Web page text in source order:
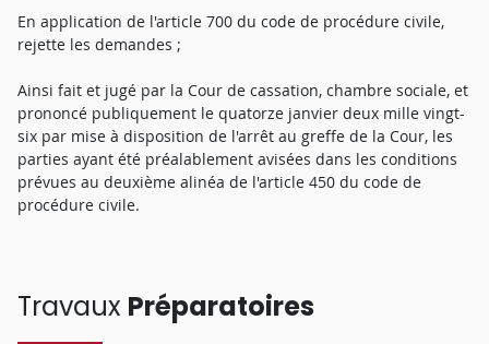
En application de l'article 700 du code de procédure civile,
rejette les demandes ;
Ainsi fait et jugé par la Cour de cassation, chambre sociale, et
prononcé publiquement le quatorze janvier deux mille vingt-
six par mise à disposition de l'arrêt au greffe de la Cour, les
parties ayant été préalablement avisées dans les conditions
prévues au deuxième alinéa de l'article 450 du code de
procédure civile.
Travaux Préparatoires